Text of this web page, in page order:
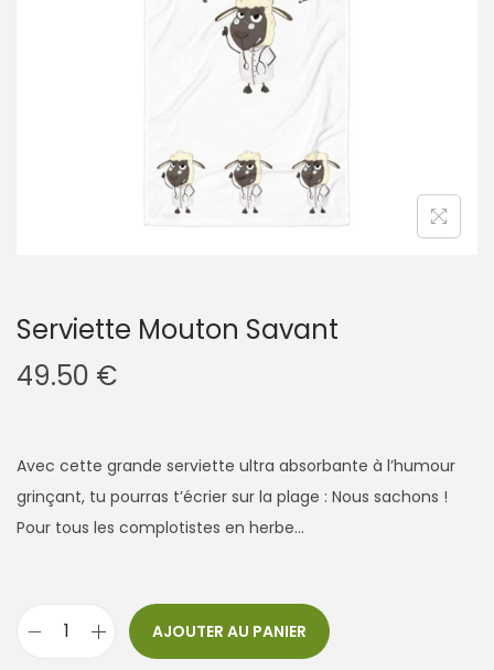
g
a
t
o
n
n
u
Serviette Mouton Savant
49.50 €
Avec cette grande serviette ultra absorbante à l’humour
grinçant, tu pourras t’écrier sur la plage : Nous sachons !
Pour tous les complotistes en herbe…
AJOUTER AU PANIER